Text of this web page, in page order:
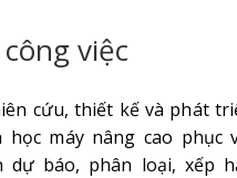
việc
cứu, thiết kế và phát
học máy nâng cao phục
dự báo, phân loại, xếp